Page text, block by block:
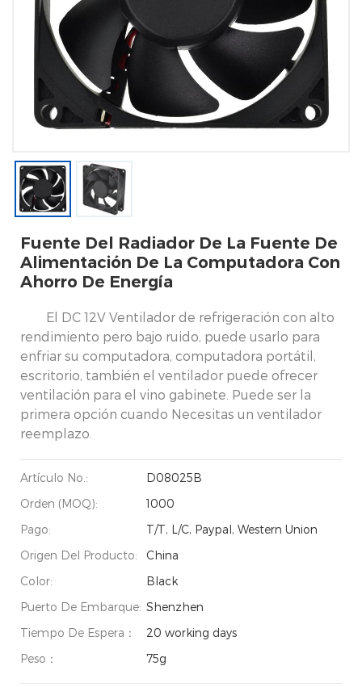
Fuente Del Radiador De La Fuente De
Alimentación De La Computadora Con
Ahorro De Energía
El DC 12V Ventilador de refrigeración con alto
rendimiento pero bajo ruido, puede usarlo para
enfriar su computadora, computadora portátil,
escritorio, también el ventilador puede ofrecer
ventilación para el vino gabinete. Puede ser la
primera opción cuando Necesitas un ventilador
reemplazo.
Artículo No.:
D08025B
Orden (MOQ):
1000
Pago:
T/T, L/C, Paypal, Western Union
Origen Del Producto:
China
Color:
Black
Puerto De Embarque: Shenzhen
Tiempo De Espera：
20 working days
Peso：
75g